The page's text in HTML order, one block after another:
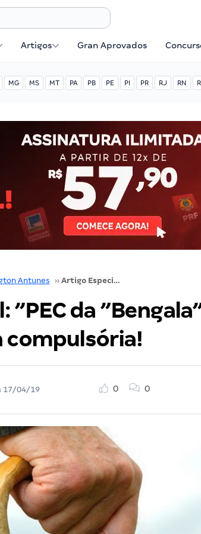
Artigos Gran Aprovados
MG MS MT PA PB PE PI PR RJ RN
Antunes ›› Artigo Especial: ”PEC da ”Bengala” e aposentadoria compulsória!
da
17/04/19
0 0